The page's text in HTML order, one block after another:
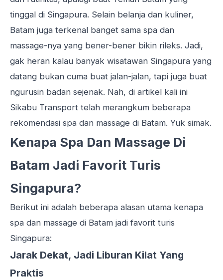
tinggal di Singapura. Selain belanja dan kuliner,
Batam juga terkenal banget sama spa dan
massage-nya yang bener-bener bikin rileks. Jadi,
gak heran kalau banyak wisatawan Singapura yang
datang bukan cuma buat jalan-jalan, tapi juga buat
ngurusin badan sejenak. Nah, di artikel kali ini
Sikabu Transport telah merangkum beberapa
rekomendasi spa dan massage di Batam. Yuk simak.
Kenapa Spa Dan Massage Di
Batam Jadi Favorit Turis
Singapura?
Berikut ini adalah beberapa alasan utama kenapa
spa dan massage di Batam jadi favorit turis
Singapura:
Jarak Dekat, Jadi Liburan Kilat Yang
Praktis